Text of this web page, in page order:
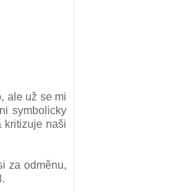
ale už se mi
symbolicky
kritizuje naši
za odměnu,